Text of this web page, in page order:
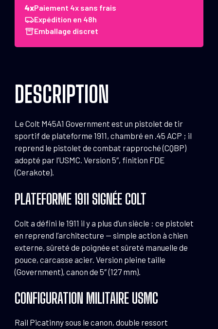
Colt
M45A1
Government
DLC
Paiement 4x sans frais
Expédition en 48h
Emballage discret
DESCRIPTION
Le Colt M45A1 Government est un pistolet de tir
sportif de plateforme 1911, chambré en .45 ACP ; il
reprend le pistolet de combat rapproché (CQBP)
adopté par l’USMC. Version 5″, finition FDE
(Cerakote).
PLATEFORME 1911 SIGNÉE COLT
Colt a défini le 1911 il y a plus d’un siècle : ce pistolet
en reprend l’architecture — simple action à chien
externe, sûreté de poignée et sûreté manuelle de
pouce, carcasse acier. Version pleine taille
(Government), canon de 5″ (127 mm).
CONFIGURATION MILITAIRE USMC
Rail Picatinny sous le canon, double ressort